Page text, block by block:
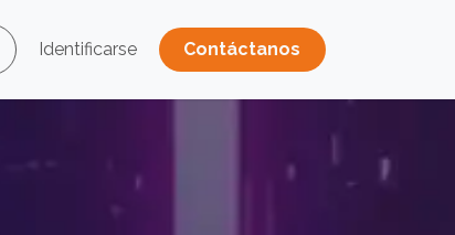
Identificarse Contáctano​​​​s